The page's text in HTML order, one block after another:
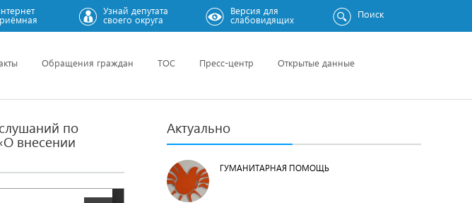
Узнай депутата
своего округа
Версия для
слабовидящих Поиск
Обращения граждан ТОС Пресс-центр Открытые данные
по
внесении
Актуально
ГУМАНИТАРНАЯ ПОМОЩЬ